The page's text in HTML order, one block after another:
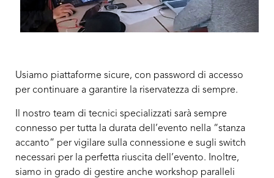
Usiamo piattaforme sicure, con password di accesso
per continuare a garantire la riservatezza di sempre.
Il nostro team di tecnici specializzati sarà sempre
connesso per tutta la durata dell’evento nella “stanza
accanto” per vigilare sulla connessione e sugli switch
necessari per la perfetta riuscita dell’evento. Inoltre,
siamo in grado di gestire anche workshop paralleli